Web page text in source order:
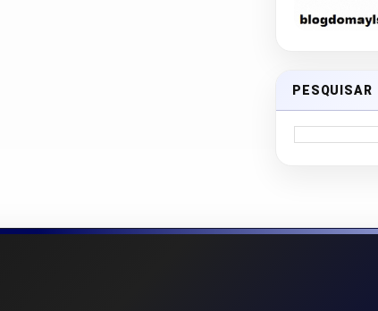
PESQUISAR